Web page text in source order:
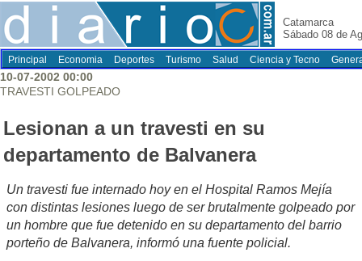
Catamarca
Sábado 08 de
Principal Economia Deportes Turismo Salud Ciencia y Tecno
10-07-2002 00:00
TRAVESTI GOLPEADO
Lesionan a un travesti en su
departamento de Balvanera
Un travesti fue internado hoy en el Hospital Ramos Mejía
con distintas lesiones luego de ser brutalmente golpeado por
un hombre que fue detenido en su departamento del barrio
porteño de Balvanera, informó una fuente policial.